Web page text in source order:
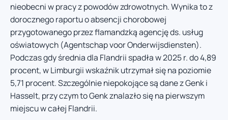
nieobecni w pracy z powodów zdrowotnych. Wynika to z
dorocznego raportu o absencji chorobowej
przygotowanego przez flamandzką agencję ds. usług
oświatowych (Agentschap voor Onderwijsdiensten).
Podczas gdy średnia dla Flandrii spadła w 2025 r. do 4,89
procent, w Limburgii wskaźnik utrzymał się na poziomie
5,71 procent. Szczególnie niepokojące są dane z Genk i
Hasselt, przy czym to Genk znalazło się na pierwszym
miejscu w całej Flandrii.